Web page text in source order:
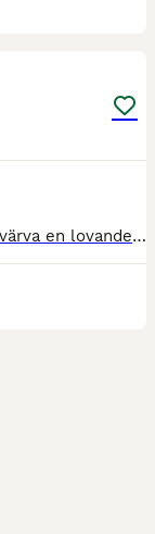
Greifinn från Henriksbo Nu finns möjlighet att förvärva en lovande ung islandshingst med intressant och välkänd stam. Greifinn är efter Ívi från Stenshult, med Sörli från Skåneyland som farfar oc